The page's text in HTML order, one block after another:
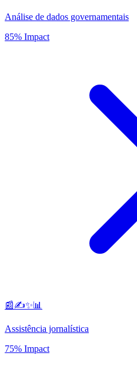
Análise de dados governamentais
85% Impact
📰✍️✨📊
Assistência jornalística
75% Impact